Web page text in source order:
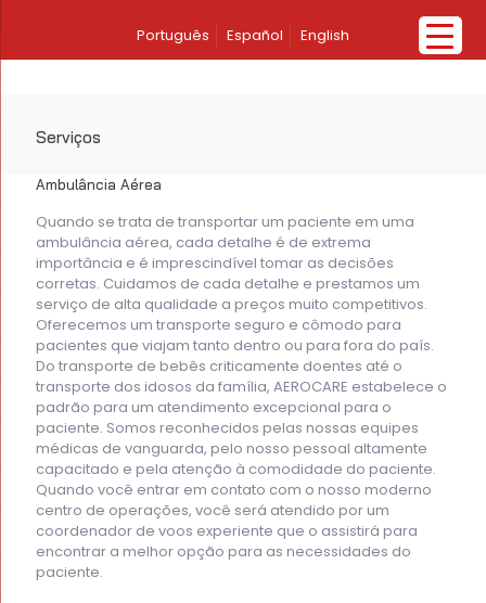
Português Español English
Serviços
Ambulância Aérea
Quando se trata de transportar um paciente em uma
ambulância aérea, cada detalhe é de extrema
importância e é imprescindível tomar as decisões
corretas. Cuidamos de cada detalhe e prestamos um
serviço de alta qualidade a preços muito competitivos.
Oferecemos um transporte seguro e cômodo para
pacientes que viajam tanto dentro ou para fora do país.
Do transporte de bebês criticamente doentes até o
transporte dos idosos da família, AEROCARE estabelece o
padrão para um atendimento excepcional para o
paciente. Somos reconhecidos pelas nossas equipes
médicas de vanguarda, pelo nosso pessoal altamente
capacitado e pela atenção à comodidade do paciente.
Quando você entrar em contato com o nosso moderno
centro de operações, você será atendido por um
coordenador de voos experiente que o assistirá para
encontrar a melhor opção para as necessidades do
paciente.